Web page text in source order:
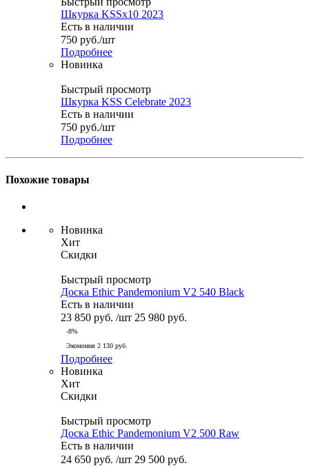
Шкурка KSSx10 2023
Есть в наличии
750 руб./шт
Подробнее
Новинка
Быстрый просмотр
Шкурка KSS Celebrate 2023
Есть в наличии
750 руб./шт
Подробнее
Похожие товары
Новинка
Хит
Скидки
Быстрый просмотр
Доска Ethic Pandemonium V2 540 Black
Есть в наличии
23 850 руб. /шт 25 980 руб.
-8%
Экономия 2 130 руб.
Подробнее
Новинка
Хит
Скидки
Быстрый просмотр
Доска Ethic Pandemonium V2 500 Raw
Есть в наличии
24 650 руб. /шт 29 500 руб.